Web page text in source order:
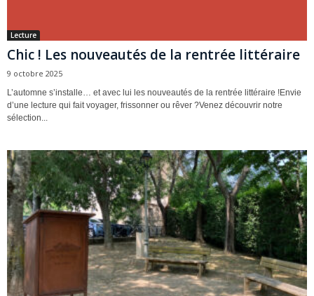
Lecture
Chic ! Les nouveautés de la rentrée littéraire
9 octobre 2025
L’automne s’installe… et avec lui les nouveautés de la rentrée littéraire !Envie
d’une lecture qui fait voyager, frissonner ou rêver ?Venez découvrir notre
sélection...